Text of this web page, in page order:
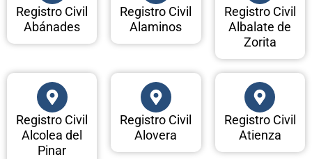
Registro Civil
Abánades
Registro Civil
Alaminos
Registro Civil
Albalate de
Zorita
Registro Civil
Alcolea del
Pinar
Registro Civil
Alovera
Registro Civil
Atienza